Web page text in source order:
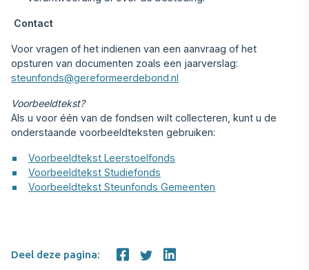
Contact
Voor vragen of het indienen van een aanvraag of het
opsturen van documenten zoals een jaarverslag:
steunfonds@gereformeerdebond.nl
Voorbeeldtekst?
Als u voor één van de fondsen wilt collecteren, kunt u de
onderstaande voorbeeldteksten gebruiken:
Voorbeeldtekst Leerstoelfonds
Voorbeeldtekst Studiefonds
Voorbeeldtekst Steunfonds Gemeenten
Deel deze pagina: